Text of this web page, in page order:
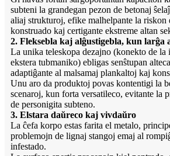
subteni la grandegan pezon de betonaj
aliaj strukturoj, efike malhelpante la riskon
konstruado kaj certigante ekstreme altan
2. Fleksebla kaj alĝustigebla, kun larĝa
La unika teleskopa dezajno (konekto de la
ekstera tubmaniko) ebligas senŝtupan
adaptiĝante al malsamaj plankaltoj kaj
Unu aro da produktoj povas kontentigi la
scenaroj, kun forta versatileco, evitante la
de personigita subteno.
3. Elstara daŭreco kaj vivdaŭro
La ĉefa korpo estas farita el metalo,
problemojn de lignaj stangoj emaj al
infestado.